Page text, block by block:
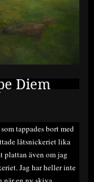
Diem
tappades bort med
låtsnickeriet lika
plattan även om jag
Jag har heller inte